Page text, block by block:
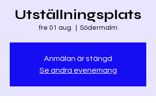
Utställningsplats
fre 01 aug. Södermalm
Anmälan är stängd
Se andra evenemang